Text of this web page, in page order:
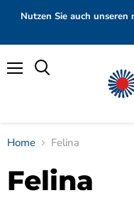
Nutzen Sie auch
Home Felina
Felina